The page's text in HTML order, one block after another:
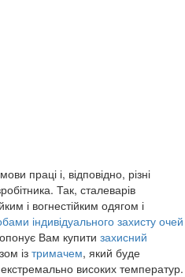
праці і, відповідно, різні
Так, сталеварів
і вогнестійким одягом і
індивідуального захисту очей
Вам купити захисний
із тримачем, який буде
високих температур.